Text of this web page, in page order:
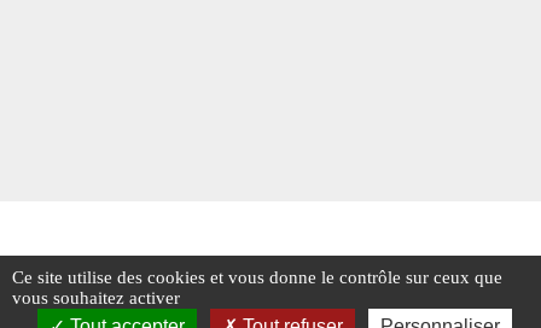
Ce site utilise des cookies et vous donne le contrôle sur ceux que
vous souhaitez activer